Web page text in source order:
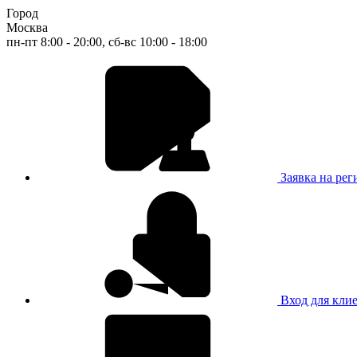
Город
Москва
пн-пт 8:00 - 20:00, сб-вс 10:00 - 18:00
Заявка на
Вход для